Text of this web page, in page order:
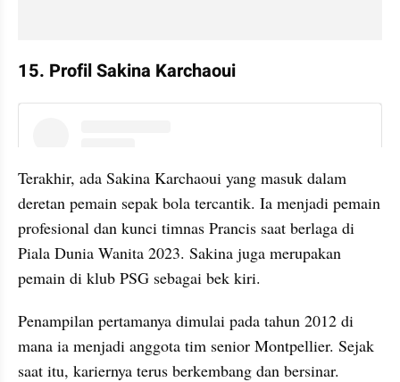
15. Profil Sakina Karchaoui
Terakhir, ada Sakina Karchaoui yang masuk dalam
deretan pemain sepak bola tercantik. Ia menjadi pemain
profesional dan kunci timnas Prancis saat berlaga di
Piala Dunia Wanita 2023. Sakina juga merupakan
pemain di klub PSG sebagai bek kiri.
Penampilan pertamanya dimulai pada tahun 2012 di
mana ia menjadi anggota tim senior Montpellier. Sejak
saat itu, kariernya terus berkembang dan bersinar.